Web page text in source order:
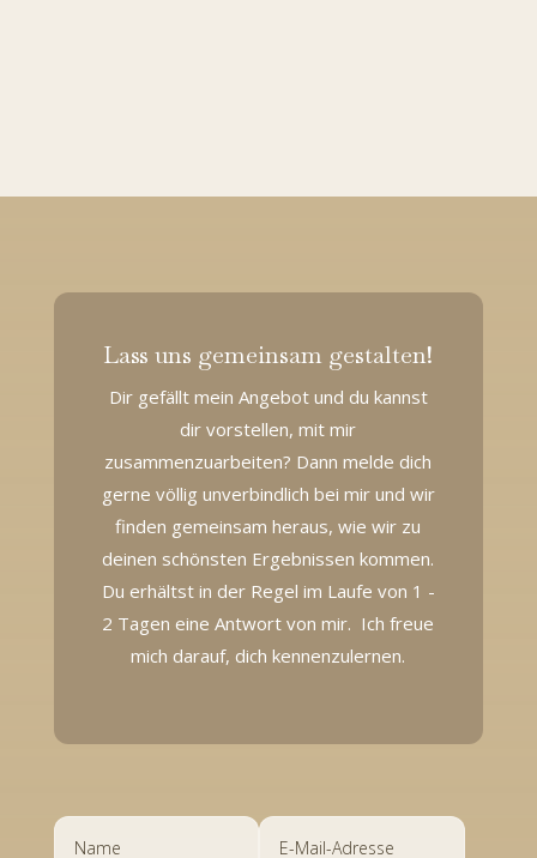
Lass uns gemeinsam gestalten!
Dir gefällt mein Angebot und du kannst
dir vorstellen, mit mir
zusammenzuarbeiten? Dann melde dich
gerne völlig unverbindlich bei mir und wir
finden gemeinsam heraus, wie wir zu
deinen schönsten Ergebnissen kommen.
Du erhältst in der Regel im Laufe von 1 -
2 Tagen eine Antwort von mir. Ich freue
mich darauf, dich kennenzulernen.